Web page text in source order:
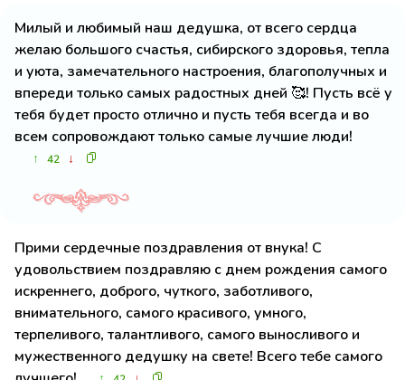
Милый и любимый наш дедушка, от всего сердца
желаю большого счастья, сибирского здоровья, тепла
и уюта, замечательного настроения, благополучных и
впереди только самых радостных дней 🥰! Пусть всё у
тебя будет просто отлично и пусть тебя всегда и во
всем сопровождают только самые лучшие люди!
↑ 42 ↓
Прими сердечные поздравления от внука! С
удовольствием поздравляю с днем рождения самого
искреннего, доброго, чуткого, заботливого,
внимательного, самого красивого, умного,
терпеливого, талантливого, самого выносливого и
мужественного дедушку на свете! Всего тебе самого